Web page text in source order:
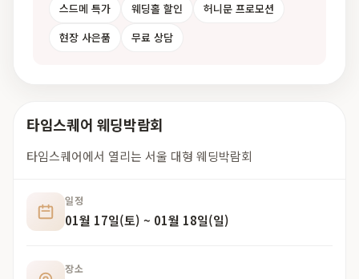
스드메 특가 웨딩홀 할인
허니문 프로모션
현장 사은품
무료 상담
타임스퀘어 웨딩박람회
타임스퀘어에서 열리는 서울 대형 웨딩박람회
일정
01월 17일(토) ~ 01월 18일(일)
장소